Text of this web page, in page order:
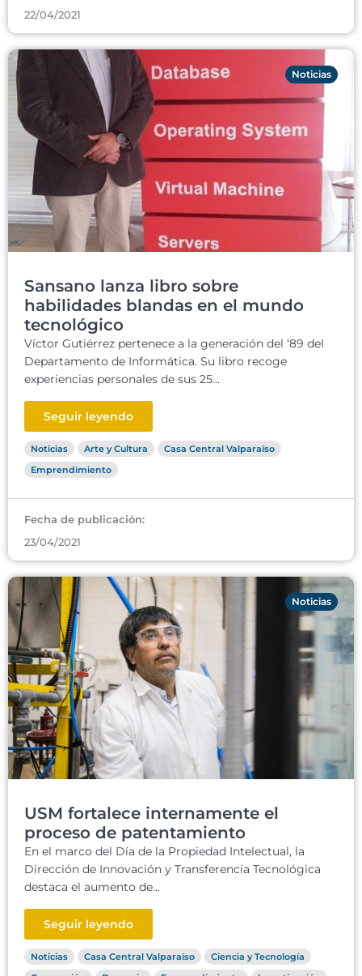
22/04/2021
Noticias
Sansano lanza libro sobre
habilidades blandas en el mundo
tecnológico
Víctor Gutiérrez pertenece a la generación del ‘89 del
Departamento de Informática. Su libro recoge
experiencias personales de sus 25...
Seguir leyendo
Noticias Arte y Cultura
Casa Central Valparaíso
Emprendimiento
Fecha de publicación:
23/04/2021
Noticias
USM fortalece internamente el
proceso de patentamiento
En el marco del Día de la Propiedad Intelectual, la
Dirección de Innovación y Transferencia Tecnológica
destaca el aumento de...
Seguir leyendo
Noticias Casa Central Valparaíso
Ciencia y Tecnología